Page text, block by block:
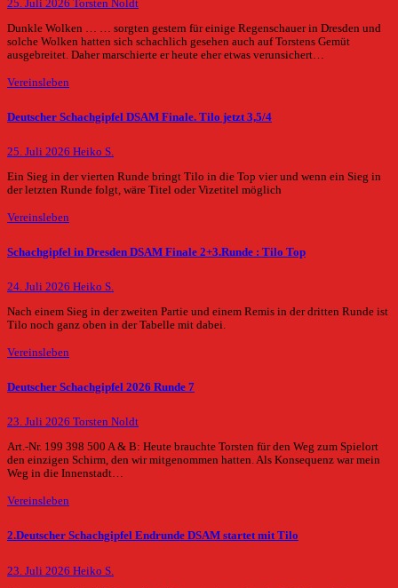
25. Juli 2026 Torsten Noldt
Dunkle Wolken … … sorgten gestern für einige Regenschauer in Dresden und
solche Wolken hatten sich schachlich gesehen auch auf Torstens Gemüt
ausgebreitet. Daher marschierte er heute eher etwas verunsichert…
Vereinsleben
Deutscher Schachgipfel DSAM Finale. Tilo jetzt 3,5/4
25. Juli 2026 Heiko S.
Ein Sieg in der vierten Runde bringt Tilo in die Top vier und wenn ein Sieg in
der letzten Runde folgt, wäre Titel oder Vizetitel möglich
Vereinsleben
Schachgipfel in Dresden DSAM Finale 2+3.Runde : Tilo Top
24. Juli 2026 Heiko S.
Nach einem Sieg in der zweiten Partie und einem Remis in der dritten Runde ist
Tilo noch ganz oben in der Tabelle mit dabei.
Vereinsleben
Deutscher Schachgipfel 2026 Runde 7
23. Juli 2026 Torsten Noldt
Art.-Nr. 199 398 500 A & B: Heute brauchte Torsten für den Weg zum Spielort
den einzigen Schirm, den wir mitgenommen hatten. Als Konsequenz war mein
Weg in die Innenstadt…
Vereinsleben
2.Deutscher Schachgipfel Endrunde DSAM startet mit Tilo
23. Juli 2026 Heiko S.